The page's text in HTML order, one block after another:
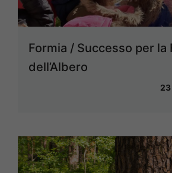
Formia / Successo per la
dell’Albero